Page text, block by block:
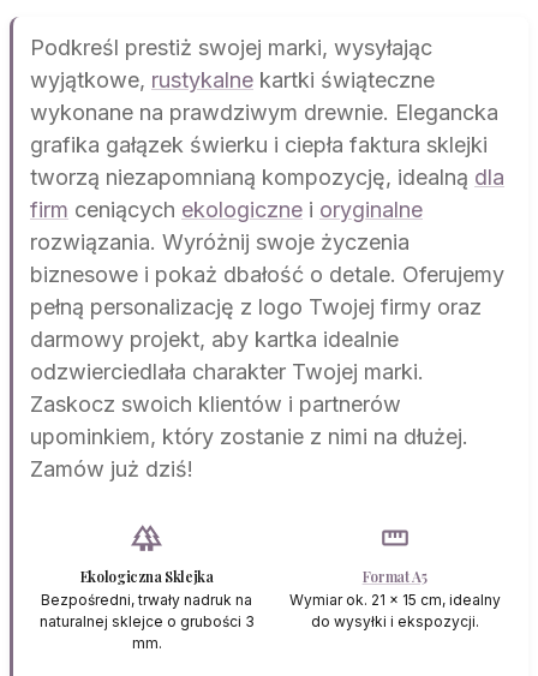
Podkreśl prestiż swojej marki, wysyłając
wyjątkowe, rustykalne kartki świąteczne
wykonane na prawdziwym drewnie. Elegancka
grafika gałązek świerku i ciepła faktura sklejki
tworzą niezapomnianą kompozycję, idealną dla
firm ceniących ekologiczne i oryginalne
rozwiązania. Wyróżnij swoje życzenia
biznesowe i pokaż dbałość o detale. Oferujemy
pełną personalizację z logo Twojej firmy oraz
darmowy projekt, aby kartka idealnie
odzwierciedlała charakter Twojej marki.
Zaskocz swoich klientów i partnerów
upominkiem, który zostanie z nimi na dłużej.
Zamów już dziś!
forest
Ekologiczna Sklejka
Bezpośredni, trwały nadruk na
naturalnej sklejce o grubości 3
mm.
straighten
Format A5
Wymiar ok. 21 x 15 cm, idealny
do wysyłki i ekspozycji.